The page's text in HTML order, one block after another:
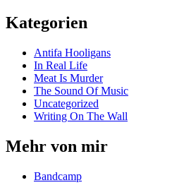
Kategorien
Antifa Hooligans
In Real Life
Meat Is Murder
The Sound Of Music
Uncategorized
Writing On The Wall
Mehr von mir
Bandcamp